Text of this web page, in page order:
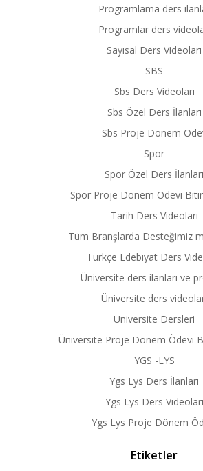
Programlama ders
Programlar ders
Sayısal Ders Videoları
SBS
Sbs Ders Videoları
Sbs Özel Ders İlanları
Sbs Proje Dönem
Spor
Spor Özel Ders İlanları
Spor Proje Dönem Ödevi
Tarih Ders Videoları
Tüm Branşlarda Desteğimiz
Türkçe Edebiyat Ders
Üniversite ders ilanları ve
Üniversite ders
Üniversite Dersleri
Üniversite Proje Dönem Ödevi
YGS -LYS
Ygs Lys Ders İlanları
Ygs Lys Ders Videoları
Ygs Lys Proje Dönem
Etiketler